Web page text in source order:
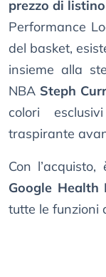
prezzo di
Performance
del basket,
insieme alla
NBA Steph
colori
traspirante
Con
Google Health
tutte le funzioni